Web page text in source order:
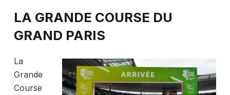
LA GRANDE COURSE DU
GRAND PARIS
La
Grande
Course